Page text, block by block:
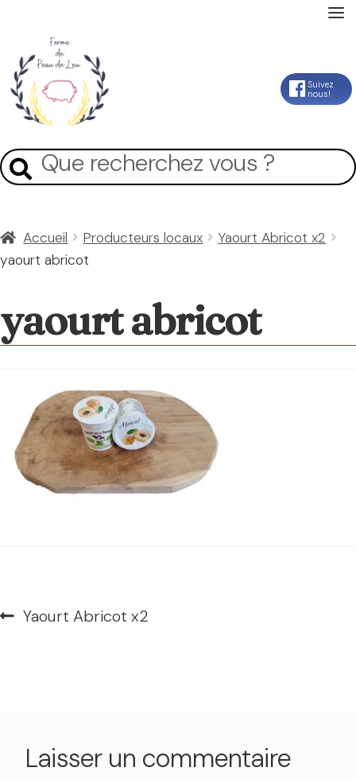
Aller
navigation
Aller
Suivez
nous!
Mon Compte
Recherche
pour :
Recherche
Accueil Producteurs locaux
Yaourt Abricot x2
yaourt abricot
yaourt abricot
Navigation
Article
Yaourt Abricot x2
Laisser un commentaire